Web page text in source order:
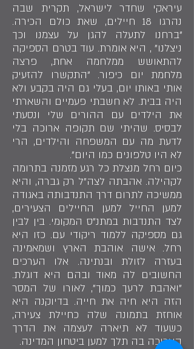
עיראקי שחדר לישראל, תקרית שבה
נהרגו 18 חיילים, שאת כולם הכירה.
"ברחנו לתעלה להגן על עצמנו וכך
ניצלנו" , היא אומרת. עוד בטרם הספיקה
להתאושש ממלחמה אחת, פרצה
מלחמת יום כיפור. "התקשרו להזעיק
אותי באותו יום, בעלי גם היה בקבע ולא
היה בבית. לא חשבתי פעמיים והשארתי
את הילדים עם ההורים שלי ונסעתי
לבסיס. שהיתי שם תקופה ארוכה בלי
לדעת מה עם המשפחה והילדים, הרי
לא היו טלפונים כמו היום".
כיום רחל מנצלת כל רגע מזמנה בתרומה
לקהילה. אהבתה לצה"ל רק גברה, והיא
ממשיכה לתרום דרך התנדבותה באגודה
למען החייל למען החיילים הצעירים,
לצד התנדבות במתנ"ס המקומי. בין לבין
גם מספיקה ללמוד ריקודי עם. כזו היא
רחל. אישה אוהבת הארץ ושמאמינה
בעזרה לזולת ובנתינה. אלו הערכים
החשובים לה מאוד ובהם היא דוגלת.
"ואהבת לרעך כמוך", לאורו של המסר
הזה היא חיה את חייה. בדיוקנה היא
אוחזת בתמונה שלה כחיילת צעירה,
כשעוד לא תיארה לעצמה את הדרך
הארוכה בה תלך למען ביטחון המדינה.